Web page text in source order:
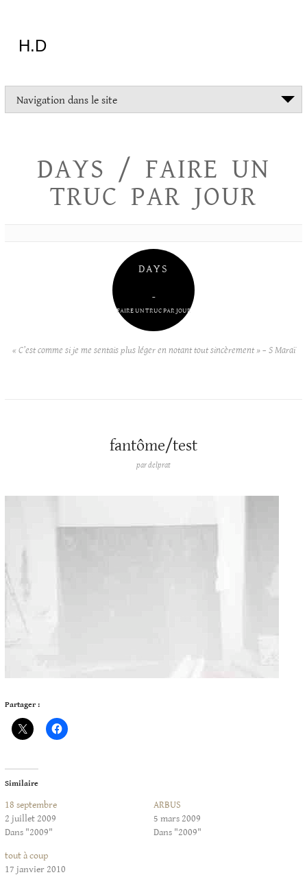
H.D
Navigation dans le site
DAYS / FAIRE UN
TRUC PAR JOUR
DAYS
–
FAIRE UN TRUC PAR JOUR
« C’est comme si je me sentais plus léger en notant tout sincèrement » – S Maraï
fantôme/test
pardelprat
Partager :
Similaire
18 septembre
2 juillet 2009
Dans "2009"
ARBUS
5 mars 2009
Dans "2009"
tout à coup
17 janvier 2010